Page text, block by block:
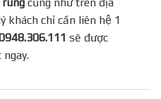
khách chỉ cần liên hệ 1
sẽ được